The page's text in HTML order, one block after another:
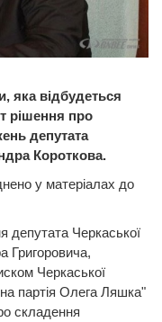
яка відбудеться
рішення про
депутата
Короткова.
у матеріалах до
депутата Черкаської
Григоровича,
Черкаської
партія Олега Ляшка"
складення